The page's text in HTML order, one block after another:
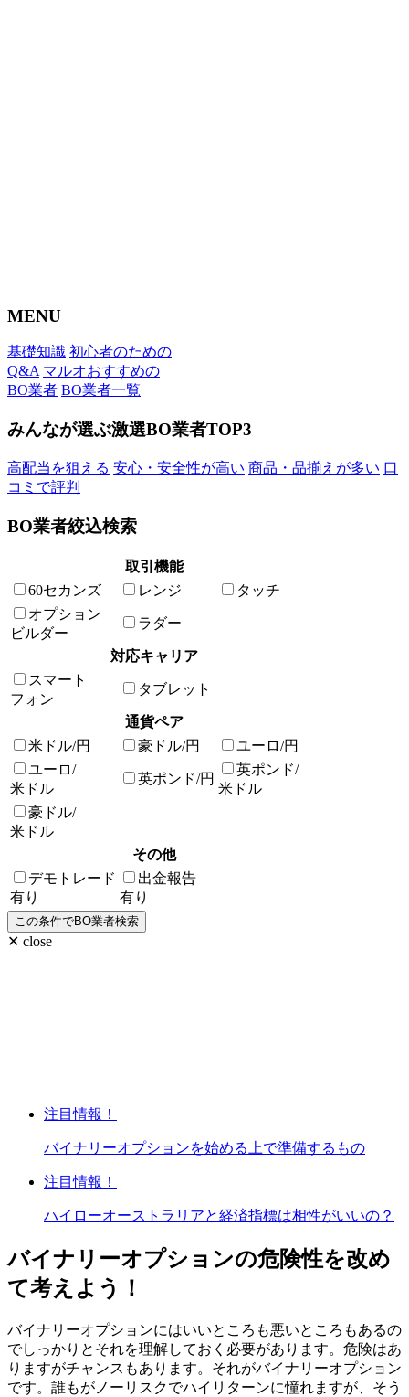
MENU
基礎知識 初心者のための
Q&A マルオおすすめの
BO業者 BO業者一覧
みんなが選ぶ激選BO業者TOP3
高配当を狙える 安心・安全性が高い 商品・品揃えが多い 口
コミで評判
BO業者絞込検索
取引機能
60セカンズ
レンジ
タッチ
オプション
ビルダー
ラダー
対応キャリア
スマート
フォン
タブレット
通貨ペア
米ドル/円
豪ドル/円
ユーロ/円
ユーロ/
米ドル
英ポンド/円
英ポンド/
米ドル
豪ドル/
米ドル
その他
デモトレード
有り
出金報告
有り
✕ close
注目情報！
バイナリーオプションを始める上で準備するもの
注目情報！
ハイローオーストラリアと経済指標は相性がいいの？
バイナリーオプションの危険性を改め
て考えよう！
バイナリーオプションにはいいところも悪いところもあるの
でしっかりとそれを理解しておく必要があります。危険はあ
りますがチャンスもあります。それがバイナリーオプション
です。誰もが ノーリスクでハイリターンに憧れますが、そう